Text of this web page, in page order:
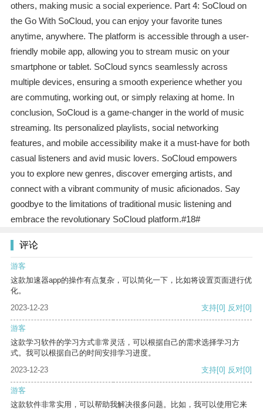
others, making music a social experience. Part 4: SoCloud on
the Go With SoCloud, you can enjoy your favorite tunes
anytime, anywhere. The platform is accessible through a user-
friendly mobile app, allowing you to stream music on your
smartphone or tablet. SoCloud syncs seamlessly across
multiple devices, ensuring a smooth experience whether you
are commuting, working out, or simply relaxing at home. In
conclusion, SoCloud is a game-changer in the world of music
streaming. Its personalized playlists, social networking
features, and mobile accessibility make it a must-have for both
casual listeners and avid music lovers. SoCloud empowers
you to explore new genres, discover emerging artists, and
connect with a vibrant community of music aficionados. Say
goodbye to the limitations of traditional music listening and
embrace the revolutionary SoCloud platform.#18#
评论
游客
这款加速器app的操作有点复杂，可以简化一下，比如将设置页面进行优
化。
2023-12-23
支持[0] 反对[0]
游客
这款学习软件的学习方式非常灵活，可以根据自己的需求选择学习方
式。我可以根据自己的时间安排学习进度。
2023-12-23
支持[0] 反对[0]
游客
这款软件非常实用，可以帮助我解决很多问题。比如，我可以使用它来